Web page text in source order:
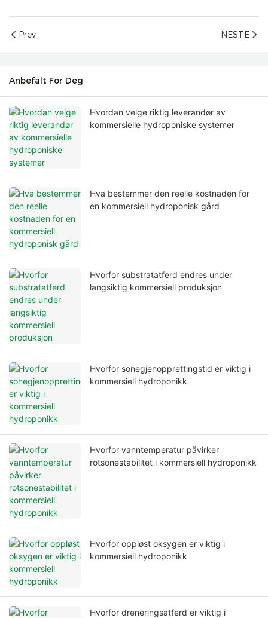
Prev NESTE
Anbefalt For Deg
Hvordan velge riktig leverandør av
kommersielle hydroponiske systemer
Hva bestemmer den reelle kostnaden for
en kommersiell hydroponisk gård
Hvorfor substratatferd endres under
langsiktig kommersiell produksjon
Hvorfor sonegjenopprettingstid er viktig i
kommersiell hydroponikk
Hvorfor vanntemperatur påvirker
rotsonestabilitet i kommersiell hydroponikk
Hvorfor oppløst oksygen er viktig i
kommersiell hydroponikk
Hvorfor dreneringsatferd er viktig i